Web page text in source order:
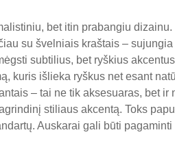
bet itin prabangiu dizainu.
su švelniais kraštais –
subtilius, bet ryškius
kuris išlieka ryškus net esant
– tai ne tik aksesuaras, bet
stiliaus akcentą. Toks
Auskarai gali būti